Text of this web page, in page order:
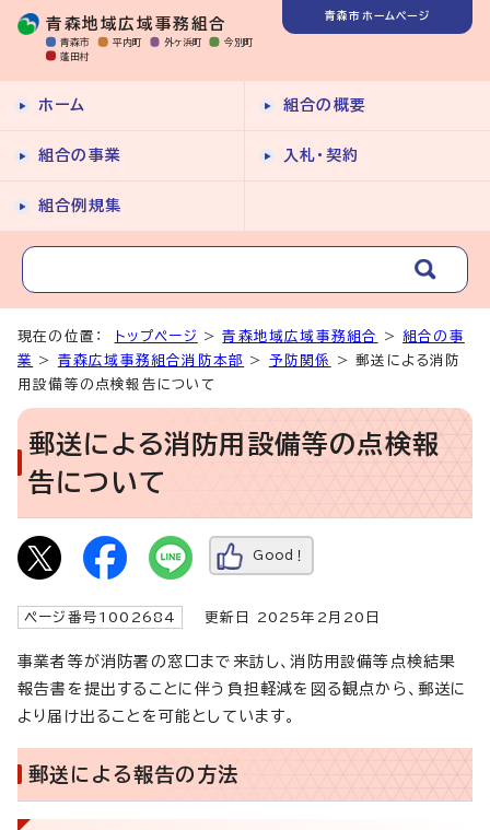
青森地域広域事務組合
青森市 平内町 外ヶ浜町
今別町
蓬田村
青森市ホームページ
ホーム 組合の概要
組合の事業 入札・契約
組合例規集
現在の位置： トップページ >青森地域広域事務組合 >組合の事
業
> 青森広域事務組合消防本部 > 予防関係
> 郵送による消防
用設備等の点検報告について
郵送による消防用設備等の点検報
告について
Good！
ページ番号1002684 更新日 2025年2月20日
事業者等が消防署の窓口まで来訪し、消防用設備等点検結果
報告書を提出することに伴う負担軽減を図る観点から、郵送に
より届け出ることを可能としています。
郵送による報告の方法